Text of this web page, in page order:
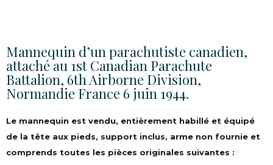
Mannequin d’un parachutiste canadien,
attaché au 1st Canadian Parachute
Battalion, 6th Airborne Division,
Normandie France 6 juin 1944.
Le mannequin est vendu, entièrement habillé et équipé
de la tête aux pieds, support inclus, arme non fournie et
comprends toutes les pièces originales suivantes :